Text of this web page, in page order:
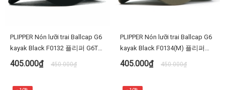
PLIPPER Nón lưỡi trai Ballcap G6
kayak Black F0132 플리퍼 G6TL5
웨이라이프 F0132 검정 D타입 야
구 모자 빅사이즈 대두
405.000₫ 450.000₫
PLIPPER Nón lưỡi trai Ballcap G6
kayak Black F0134(M) 플리퍼
G6TL5웨이라이프 검정 D타입 야
구 모자 빅사이즈 대두
405.000₫ 450.000₫